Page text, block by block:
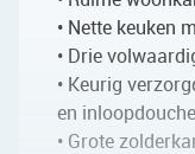
• Nette keuken
• Drie
• Keurig
en inloopdouche
• Grote